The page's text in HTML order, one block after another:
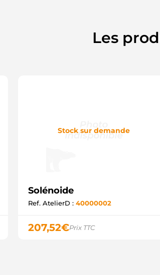
Les
Stock sur demande
Solénoide
Ref. AtelierD : 40000002
207,52€Prix TTC